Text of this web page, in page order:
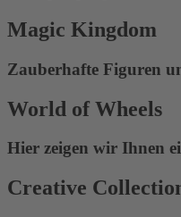
Magic Kingdom
Zauberhafte Figuren
World of Wheels
Hier zeigen wir Ihnen
Creative